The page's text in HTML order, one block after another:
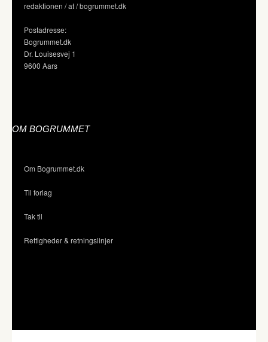
redaktionen / at / bogrummet.dk
Postadresse:
Bogrummet.dk
Dr. Louisesvej 1
9600 Aars
OM BOGRUMMET
Om Bogrummet.dk
Til forlag
Tak til
Rettigheder & retningslinjer